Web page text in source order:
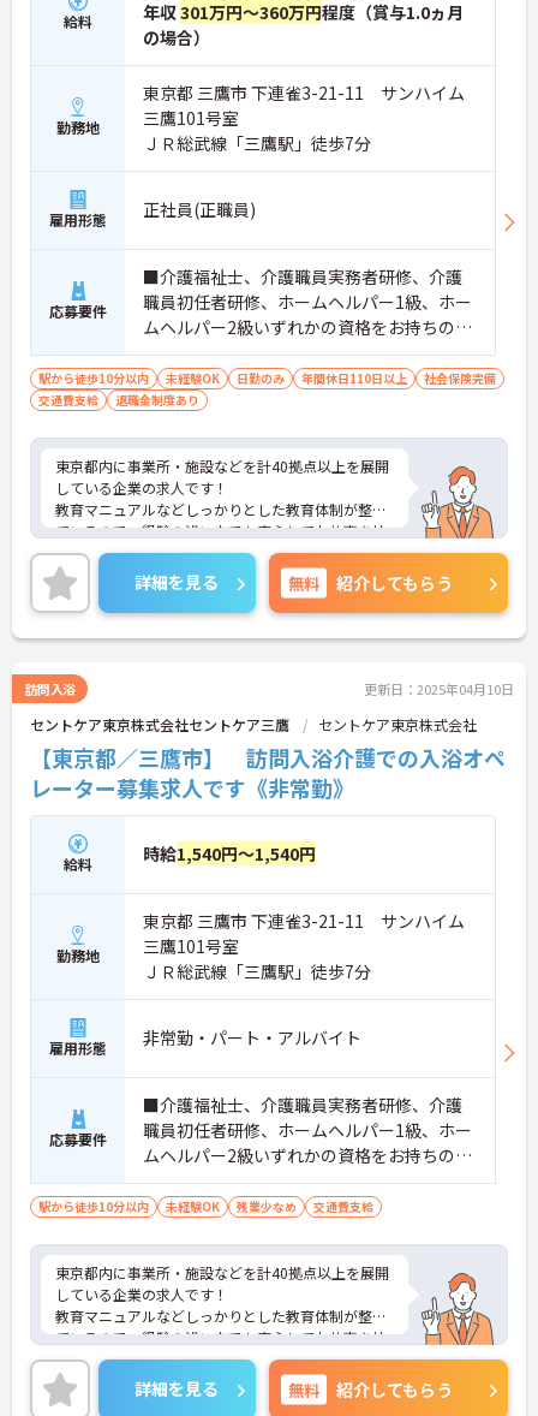
給料
年収301万円～360万円程度（賞与1.0ヵ月
の場合）
勤務地
東京都 三鷹市 下連雀3-21-11 サンハイム
三鷹101号室
ＪＲ総武線「三鷹駅」徒歩7分
雇用形態 正社員(正職員)
応募要件
■介護福祉士、介護職員実務者研修、介護
職員初任者研修、ホームヘルパー1級、ホー
ムヘルパー2級いずれかの資格をお持ちの方
※無資格・未経験者応相談 ■普通自動車運
転免許（AT限定可）
駅から徒歩10分以内 未経験OK 日勤のみ 年間休日110日以上
社会保険完備
交通費支給
退職金制度あり
東京都内に事業所・施設などを計40拠点以上を展開
している企業の求人です！
教育マニュアルなどしっかりとした教育体制が整っ
ているので、経験の浅い方でも安心してお仕事を始
めることができます。
ご興味ある方には、面接のポイントなど、さらに詳
細をお話致しますのでお気軽にご相談ください。
詳細を見る 無料 紹介してもらう
訪問入浴 更新日：2025年04月10日
セントケア東京株式会社セントケア三鷹 セントケア東京株式会社
【東京都／三鷹市】 訪問入浴介護での入浴オペ
レーター募集求人です《非常勤》
給料 時給1,540円～1,540円
勤務地
東京都 三鷹市 下連雀3-21-11 サンハイム
三鷹101号室
ＪＲ総武線「三鷹駅」徒歩7分
雇用形態 非常勤・パート・アルバイト
応募要件
■介護福祉士、介護職員実務者研修、介護
職員初任者研修、ホームヘルパー1級、ホー
ムヘルパー2級いずれかの資格をお持ちの方
※無資格・未経験者応相談 ■普通自動車運
転免許（AT限定可）
駅から徒歩10分以内 未経験OK 残業少なめ 交通費支給
東京都内に事業所・施設などを計40拠点以上を展開
している企業の求人です！
教育マニュアルなどしっかりとした教育体制が整っ
ているので、経験の浅い方でも安心してお仕事を始
めることができます。
ご興味ある方には、面接のポイントなど、さらに詳
細をお話致しますのでお気軽にご相談ください。
詳細を見る 無料 紹介してもらう